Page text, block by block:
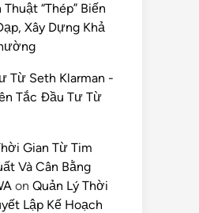
“Thép” Biến
Xây Dựng Khả
Từ Seth Klarman -
Tắc Đầu Tư Từ
Gian Từ Tim
Và Cân Bằng
on Quản Lý Thời
Lập Kế Hoạch